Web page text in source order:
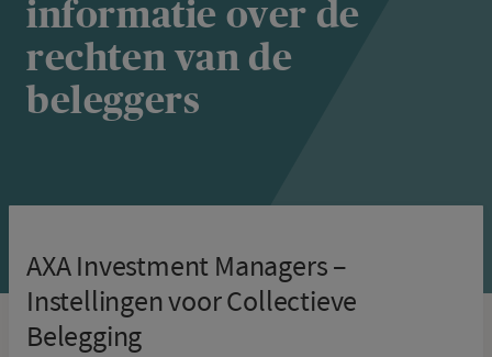
informatie over de
rechten van de
beleggers
AXA Investment Managers –
Instellingen voor Collectieve
Belegging